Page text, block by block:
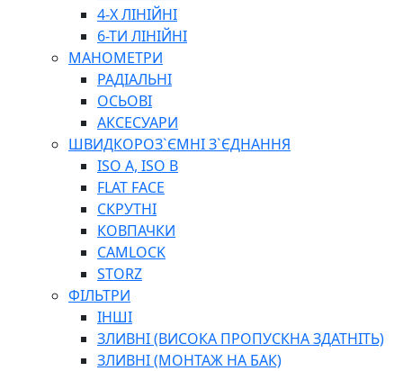
ПЛОСКОГУБЦІ
ВИКРУТКИ
КЛЮЧІ
ГОЛОВКИ, ТРІЩАТКИ, ВОРОТКИ, ПЕРЕХІДНИКИ
ЗУБИЛА, МОЛОТКИ, СОКИРИ, СТАМЕСКИ, ДОЛОТА
СТРУПЦИНИ, ЛЕЩАТА
ВИМІРЮВАЛЬНІ ІНСТРУМЕНТИ
БУДІВЕЛЬНИЙ ІНСТРУМЕНТ
ШЛАНГИ
ГОСПОДАРСЬКІ ТОВАРИ
ПНЕВМАТИЧНІ ІНСТРУМЕНТИ
З'ЄДНУВАЛЬНІ ІНСТРУМЕНТИ ТА МАТЕРІАЛИ
ЯЩИКИ, ШАФИ, ТА СУМКИ ДЛЯ ІНСТРУМЕНТІВ
ЗАСОБИ ЗАХИСТУ
СТЕПЛЕРИ, ЗАКЛЕПОЧНИКИ
ГІДРАВЛІЧНІ ІНСТРУМЕНТИ
ТЕХНІЧНА ХІМІЯ
4-Х ЛІНІЙНІ
6-ТИ ЛІНІЙНІ
МАНОМЕТРИ
РАДІАЛЬНІ
ОСЬОВІ
АКСЕСУАРИ
ШВИДКОРОЗ`ЄМНІ З`ЄДНАННЯ
ISO A, ISO B
FLAT FACE
СКРУТНІ
КОВПАЧКИ
CAMLOCK
STORZ
ФІЛЬТРИ
ІНШІ
ЗЛИВНІ (ВИСОКА ПРОПУСКНА ЗДАТНІТЬ)
ЗЛИВНІ (МОНТАЖ НА БАК)